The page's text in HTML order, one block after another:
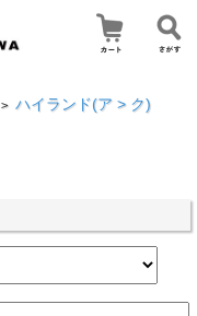
> ハイランド(ア > ク)